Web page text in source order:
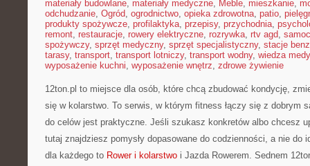
materiały budowlane, materiały medyczne, Meble, mieszkanie,
odchudzanie, Ogród, ogrodnictwo, opieka zdrowotna, patio,
produkty spożywcze, profilaktyka, przepisy, przychodnia,
remont, restauracje, rowery elektryczne, rozrywka, rtv agd,
spożywczy, sprzęt medyczny, sprzęt specjalistyczny, stacje
tarasy, transport, transport lotniczy, transport wodny, wiedza
wyposażenie kuchni, wyposażenie wnętrz, zdrowe żywienie
12ton.pl to miejsce dla osób, które chcą zbudować kondycję,
się w kolarstwo. To serwis, w którym fitness łączy się z dobrym
do celów jest praktyczne. Jeśli szukasz konkretów albo chcesz
tutaj znajdziesz pomysły dopasowane do codzienności, a nie do
dla każdego to Rower i kolarstwo i Jazda Rowerem. Sednem